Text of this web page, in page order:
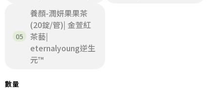
養顏-潤妍果果茶
(20錠/管)| 金萱紅
茶藝|
eternalyoung逆生
元™
數量